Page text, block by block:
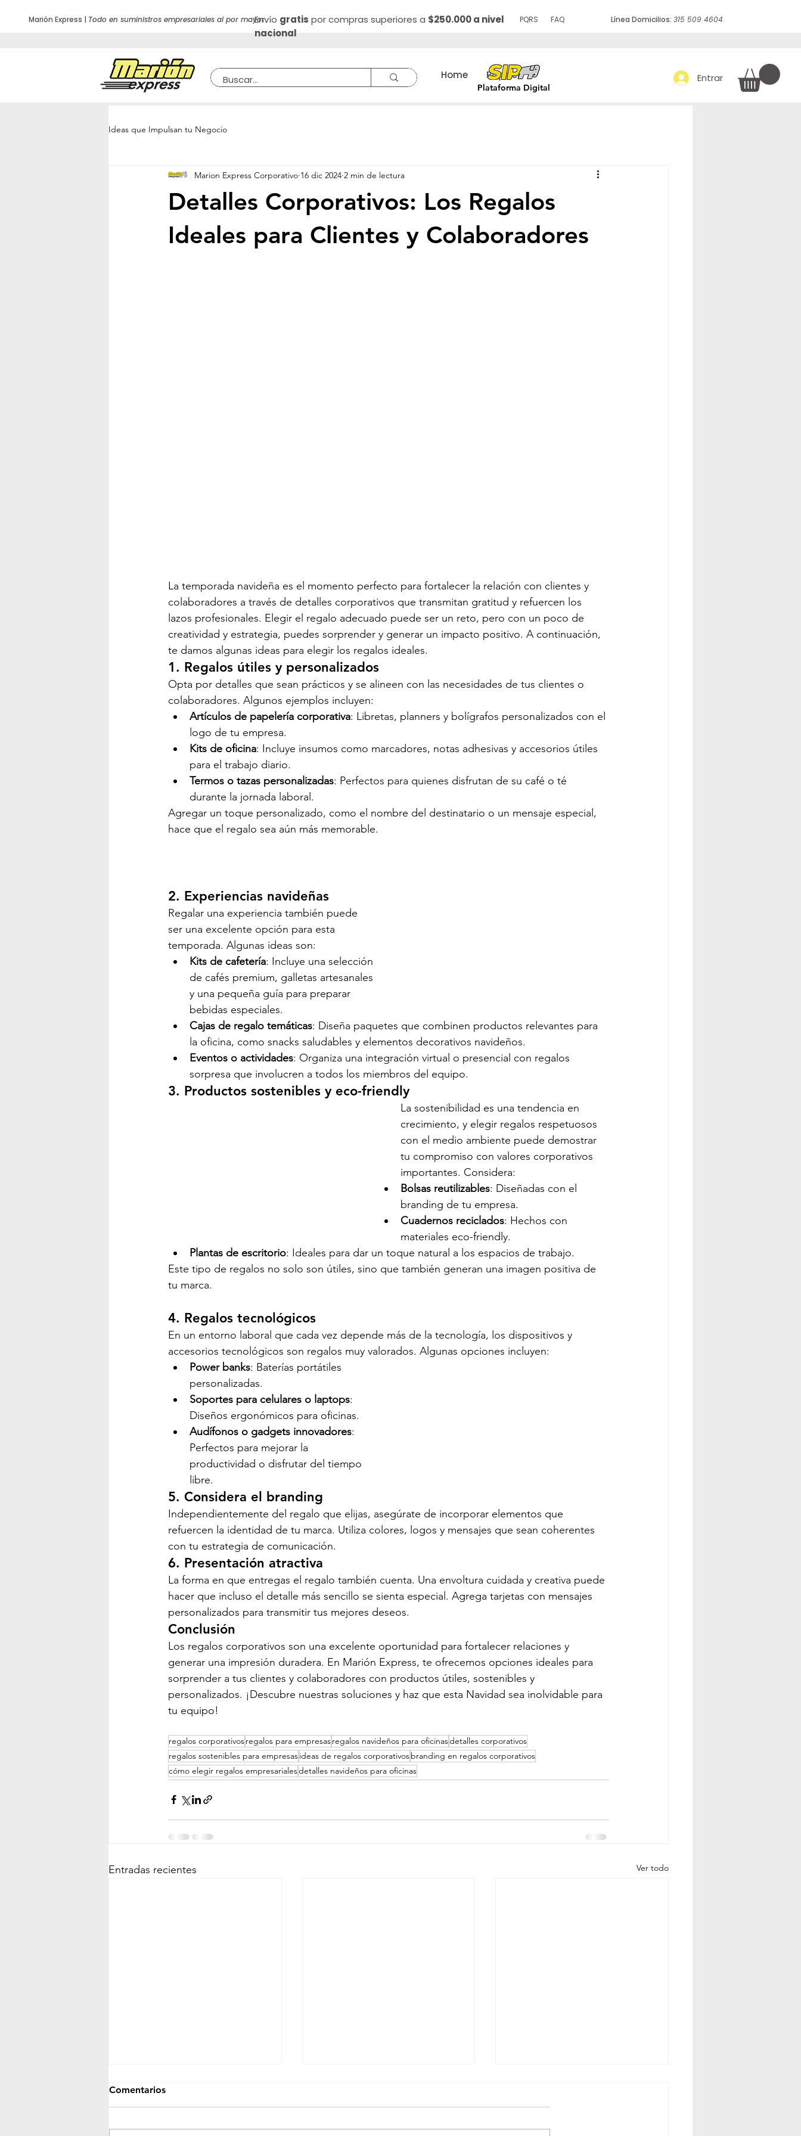
Marión Express | Todo en suministros empresariales al por mayor PQRS FAQ Línea Domicilios: 315 509 4604
Envío gratis por compras superiores a $250.000 a nivel
nacional
Home Papelería Más
Plataforma Digital
Entrar
Ideas que Impulsan tu Negocio
Detalles Corporativos: Los Regalos
Ideales para Clientes y Colaboradores
Marion Express Corporativo 16 dic 2024 2 min de lectura
La temporada navideña es el momento perfecto para fortalecer la relación con clientes y
colaboradores a través de detalles corporativos que transmitan gratitud y refuercen los
lazos profesionales. Elegir el regalo adecuado puede ser un reto, pero con un poco de
creatividad y estrategia, puedes sorprender y generar un impacto positivo. A continuación,
te damos algunas ideas para elegir los regalos ideales.
1. Regalos útiles y personalizados
Opta por detalles que sean prácticos y se alineen con las necesidades de tus clientes o
colaboradores. Algunos ejemplos incluyen:
Artículos de papelería corporativa: Libretas, planners y bolígrafos personalizados con el
logo de tu empresa.
Kits de oficina: Incluye insumos como marcadores, notas adhesivas y accesorios útiles
para el trabajo diario.
Termos o tazas personalizadas: Perfectos para quienes disfrutan de su café o té
durante la jornada laboral.
Agregar un toque personalizado, como el nombre del destinatario o un mensaje especial,
hace que el regalo sea aún más memorable.
2. Experiencias navideñas
Regalar una experiencia también puede
ser una excelente opción para esta
temporada. Algunas ideas son:
Kits de cafetería: Incluye una selección
de cafés premium, galletas artesanales
y una pequeña guía para preparar
bebidas especiales.
Cajas de regalo temáticas: Diseña paquetes que combinen productos relevantes para
la oficina, como snacks saludables y elementos decorativos navideños.
Eventos o actividades: Organiza una integración virtual o presencial con regalos
sorpresa que involucren a todos los miembros del equipo.
3. Productos sostenibles y eco-friendly
La sostenibilidad es una tendencia en
crecimiento, y elegir regalos respetuosos
con el medio ambiente puede demostrar
tu compromiso con valores corporativos
importantes. Considera:
Bolsas reutilizables: Diseñadas con el
branding de tu empresa.
Cuadernos reciclados: Hechos con
materiales eco-friendly.
Plantas de escritorio: Ideales para dar un toque natural a los espacios de trabajo.
Este tipo de regalos no solo son útiles, sino que también generan una imagen positiva de
tu marca.
4. Regalos tecnológicos
En un entorno laboral que cada vez depende más de la tecnología, los dispositivos y
accesorios tecnológicos son regalos muy valorados. Algunas opciones incluyen:
Power banks: Baterías portátiles
personalizadas.
Soportes para celulares o laptops:
Diseños ergonómicos para oficinas.
Audífonos o gadgets innovadores:
Perfectos para mejorar la
productividad o disfrutar del tiempo
libre.
5. Considera el branding
Independientemente del regalo que elijas, asegúrate de incorporar elementos que
refuercen la identidad de tu marca. Utiliza colores, logos y mensajes que sean coherentes
con tu estrategia de comunicación.
6. Presentación atractiva
La forma en que entregas el regalo también cuenta. Una envoltura cuidada y creativa puede
hacer que incluso el detalle más sencillo se sienta especial. Agrega tarjetas con mensajes
personalizados para transmitir tus mejores deseos.
Conclusión
Los regalos corporativos son una excelente oportunidad para fortalecer relaciones y
generar una impresión duradera. En Marión Express, te ofrecemos opciones ideales para
sorprender a tus clientes y colaboradores con productos útiles, sostenibles y
personalizados. ¡Descubre nuestras soluciones y haz que esta Navidad sea inolvidable para
tu equipo!
regalos corporativosregalos para empresasregalos navideños para oficinasdetalles corporativos
regalos sostenibles para empresasideas de regalos corporativosbranding en regalos corporativos
cómo elegir regalos empresarialesdetalles navideños para oficinas
Entradas recientes Ver todo
Comentarios